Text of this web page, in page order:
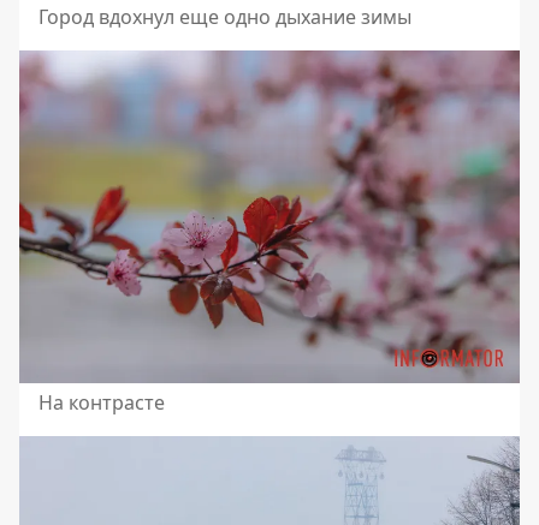
Город вдохнул еще одно дыхание зимы
На контрасте